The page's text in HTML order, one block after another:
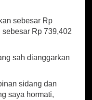
sebesar Rp
Rp 739,402
sah dianggarkan
sidang dan
saya hormati,